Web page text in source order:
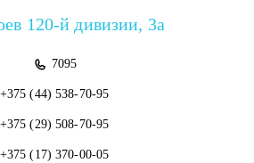
120-й дивизии, 3а
7095
+375 (44) 538-70-95
+375 (29) 508-70-95
+375 (17) 370-00-05